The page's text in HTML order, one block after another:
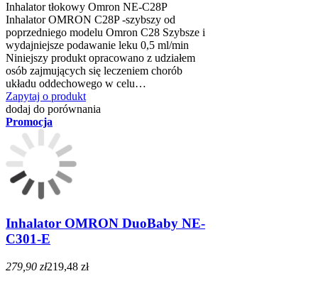
Inhalator tłokowy Omron NE-C28P
Inhalator OMRON C28P -szybszy od
poprzedniego modelu Omron C28 Szybsze i
wydajniejsze podawanie leku 0,5 ml/min
Niniejszy produkt opracowano z udziałem
osób zajmujących się leczeniem chorób
układu oddechowego w celu…
Zapytaj o produkt
dodaj do porównania
Promocja
Inhalator OMRON DuoBaby NE-
C301-E
279,90 zł219,48 zł